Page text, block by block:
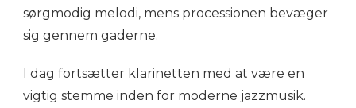
sørgmodig melodi, mens processionen bevæger
sig gennem gaderne.
I dag fortsætter klarinetten med at være en
vigtig stemme inden for moderne jazzmusik.